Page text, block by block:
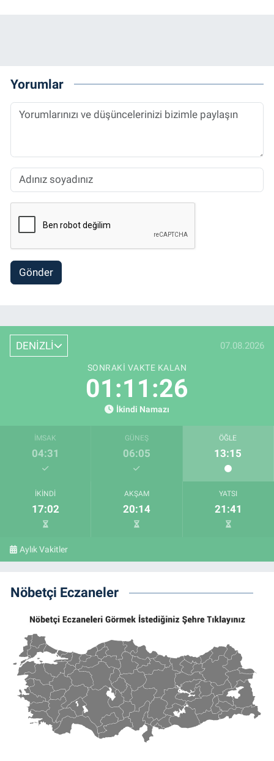
Yorumlar
Gönder
DENİZLİ 07.08.2026
SONRAKI VAKTE KALAN
01:11:24
İkindi Namazı
İMSAK
04:31
GÜNEŞ
06:05
ÖĞLE
13:15
İKINDI
17:02
AKŞAM
20:14
YATSI
21:41
Aylık Vakitler
Nöbetçi Eczaneler